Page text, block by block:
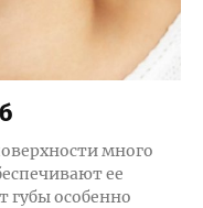
много
ее
губы особенно